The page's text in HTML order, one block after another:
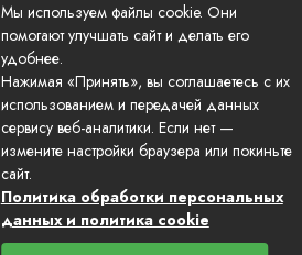
Мы используем файлы cookie. Они
помогают улучшать сайт и делать его
удобнее.
Нажимая «Принять», вы соглашаетесь с их
использованием и передачей данных
сервису веб-аналитики. Если нет —
измените настройки браузера или покиньте
сайт.
Политика обработки персональных
данных и политика cookie